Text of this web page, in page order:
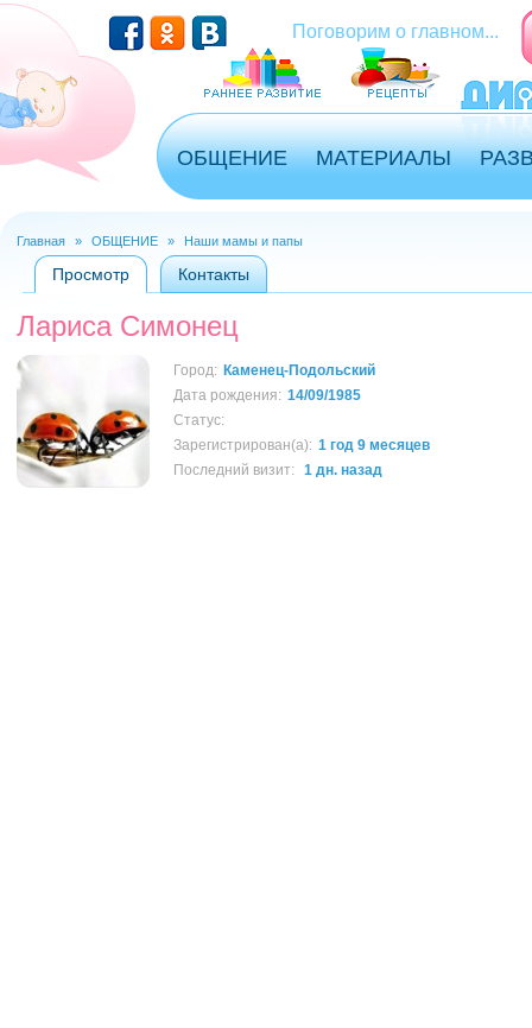
Перейти к основному содержанию
Поговорим о главном...
ОБЩЕНИЕ МАТЕРИАЛЫ
Вы здесь
Главная » ОБЩЕНИЕ » Наши мамы и папы
Главные вкладки
Просмотр (активная вкладка)
Контакты
Лариса Симонец
Город: Каменец-Подольский
Дата рождения: 14/09/1985
Статус:
Зарегистрирован(а): 1 год 9 месяцев
Последний визит:
1 дн. назад